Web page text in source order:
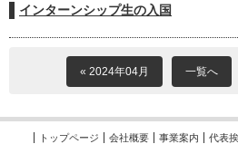
インターンシップ生の入国
« 2024年04月 一覧へ
トップページ 会社概要 事業案内 代表